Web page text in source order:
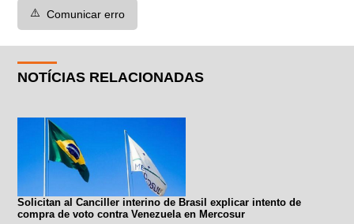
⚠️ Comunicar erro
NOTÍCIAS RELACIONADAS
Solicitan al Canciller interino de Brasil explicar intento de
compra de voto contra Venezuela en Mercosur